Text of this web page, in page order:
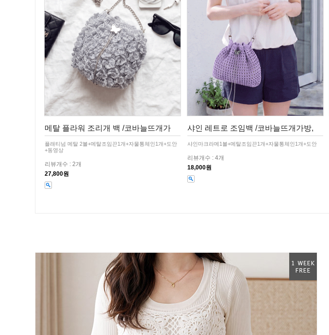
메탈 플라워 조리개 백 /코바늘뜨개가
플래티넘 메탈 2볼+메탈조임끈1개+자물통체인1개+도안
+동영상
리뷰개수 : 2개
27,800원
샤인 레트로 조임백 /코바늘뜨개가방,
샤인마크라메1볼+메탈조임끈1개+자물통체인1개+도안
리뷰개수 : 4개
18,000원